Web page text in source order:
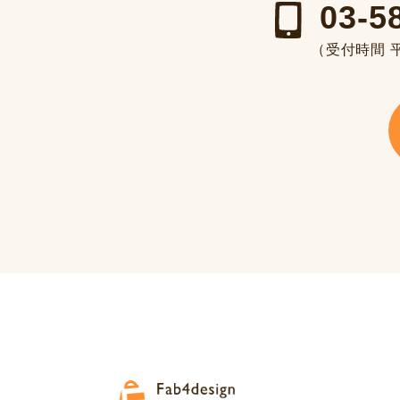
03-
（受付時間